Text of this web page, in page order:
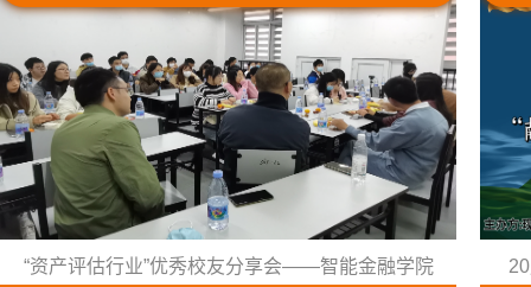
“资产评估行业”优秀校友分享会——智能金融学院